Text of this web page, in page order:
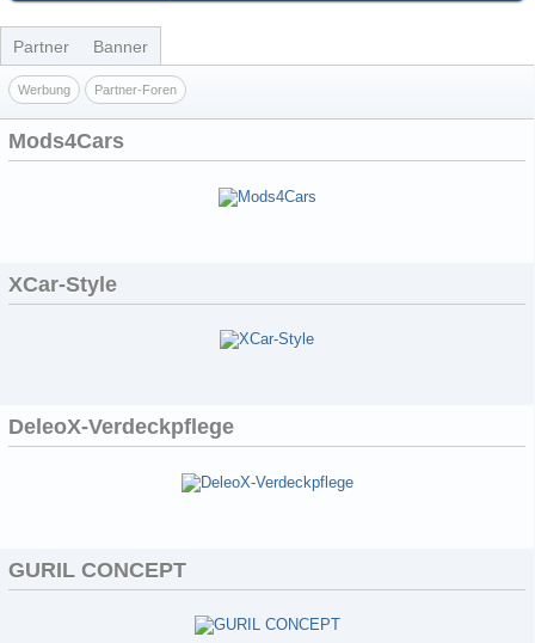
Partner Banner
Werbung Partner-Foren
Mods4Cars
XCar-Style
DeleoX-Verdeckpflege
GURIL CONCEPT